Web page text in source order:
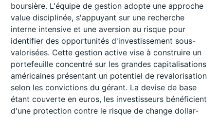
boursière. L'équipe de gestion adopte une approche
value disciplinée, s'appuyant sur une recherche
interne intensive et une aversion au risque pour
identifier des opportunités d'investissement sous-
valorisées. Cette gestion active vise à construire un
portefeuille concentré sur les grandes capitalisations
américaines présentant un potentiel de revalorisation
selon les convictions du gérant. La devise de base
étant couverte en euros, les investisseurs bénéficient
d'une protection contre le risque de change dollar-